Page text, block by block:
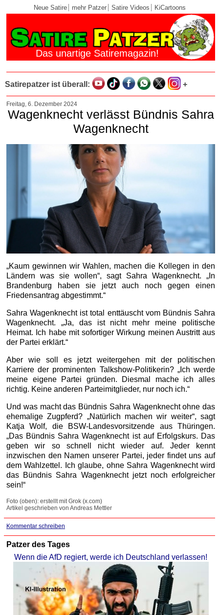
Neue Satire mehr Patzer Satire Videos KiCartoons
Das unartige Satiremagazin!
Satirepatzer ist überall: +
Freitag, 6. Dezember 2024
Wagenknecht verlässt Bündnis Sahra
Wagenknecht
„Kaum gewinnen wir Wahlen, machen die Kollegen in den
Ländern was sie wollen“, sagt Sahra Wagenknecht. „In
Brandenburg haben sie jetzt auch noch gegen einen
Friedensantrag abgestimmt.“
Sahra Wagenknecht ist total enttäuscht vom Bündnis Sahra
Wagenknecht. „Ja, das ist nicht mehr meine politische
Heimat. Ich habe mit sofortiger Wirkung meinen Austritt aus
der Partei erklärt.“
Aber wie soll es jetzt weitergehen mit der politischen
Karriere der prominenten Talkshow-Politikerin? „Ich werde
meine eigene Partei gründen. Diesmal mache ich alles
richtig. Keine anderen Parteimitglieder, nur noch ich.“
Und was macht das Bündnis Sahra Wagenknecht ohne das
ehemalige Zugpferd? „Natürlich machen wir weiter“, sagt
Katja Wolf, die BSW-Landesvorsitzende aus Thüringen.
„Das Bündnis Sahra Wagenknecht ist auf Erfolgskurs. Das
geben wir so schnell nicht wieder auf. Jeder kennt
inzwischen den Namen unserer Partei, jeder findet uns auf
dem Wahlzettel. Ich glaube, ohne Sahra Wagenknecht wird
das Bündnis Sahra Wagenknecht jetzt noch erfolgreicher
sein!“
Foto (oben): erstellt mit Grok (x.com)
Artikel geschrieben von Andreas Mettler
Kommentar schreiben
Patzer des Tages
Wenn die AfD regiert, werde ich Deutschland verlassen!